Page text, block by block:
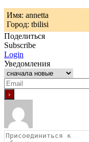
Имя: annetta
Город: tbilisi
Поделиться
Subscribe
Login
Уведомления